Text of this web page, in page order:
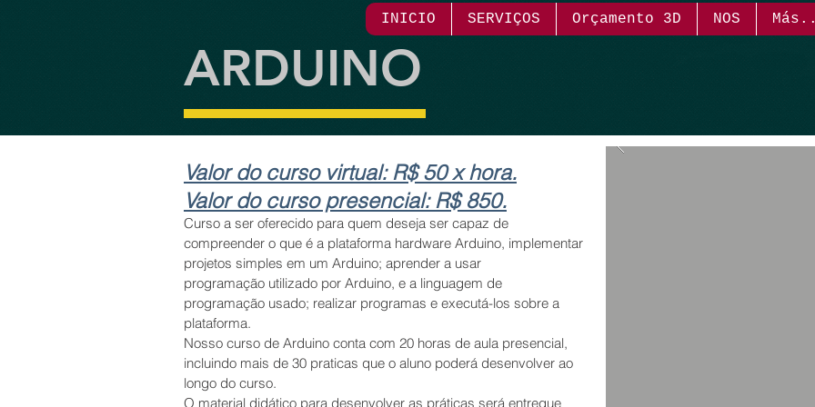
INICIO SERVIÇOS Orçamento 3D NOS
ARDUINO
Valor do curso virtual:R$ 50 x hora.
Valor do curso presencial: R$ 850.
Curso a ser oferecido para quem deseja ser capaz de
compreender o que é a plataforma hardware Arduino, implementar
projetos simples em um Arduino; aprender a usar
programação utilizado por Arduino, e a linguagem de
programação usado; realizar programas e executá-los sobre a
plataforma.
Nosso curso de Arduino conta com 20 horas de aula presencial,
incluindo mais de 30 praticas que o aluno poderá desenvolver ao
longo do curso.
O material didático para desenvolver as práticas será entregue